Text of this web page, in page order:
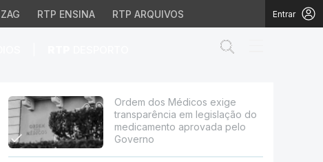
RTP ENSINA RTP ARQUIVOS Entrar
legislação do
Ordem dos Médicos exige
transparência em legislação do
medicamento aprovada pelo
Governo